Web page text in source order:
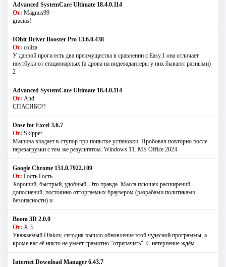
Advanced SystemCare Ultimate 18.4.0.114
От: Magnus99
gracias!
IObit Driver Booster Pro 13.6.0.438
От: coliza
У данной проги есть два преимущества в сравнении с Easy.1 она отличает
ноутбуки от стационарных (а дрова на видеоадаптеры у них бывают разными)
2
Advanced SystemCare Ultimate 18.4.0.114
От: And
СПАСИБО!!
Dose for Excel 3.6.7
От: Skipper
Машина впадает в ступор при попытке установки. Пробовал повторно после
перезагрузки с тем же результатом. Windows 11. MS Offiсe 2024.
Google Chrome 151.0.7922.109
От: Гость Гость
Хороший, быстрый, удобный. Это правда. Масса плюшек расширений-
дополнений, постоянно отторгаемых браузером (разрабами политиками
безопасности) и
Boom 3D 2.0.0
От: Х.З.
Уважаемый Diakov, сегодня вышло обновление этой чудесной программы, а
кроме вас её никто не умеет грамотно "отрепачить". С нетерпение ждём
Internet Download Manager 6.43.7